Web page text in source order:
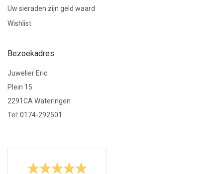
Uw sieraden zijn geld waard
Wishlist
Bezoekadres
Juwelier Eric
Plein 15
2291CA Wateringen
Tel: 0174-292501